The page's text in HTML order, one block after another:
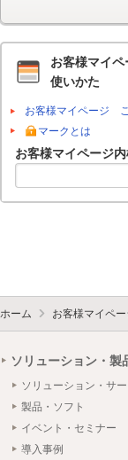
お客様マイペ
使いかた
お客様マイページ
マークとは
お客様マイページ
ホーム お客様マイペー
ソリューション・製
ソリューション・サ
製品・ソフト
イベント・セミナー
導入事例